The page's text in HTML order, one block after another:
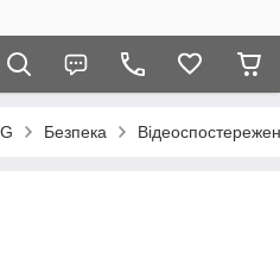
Безпека